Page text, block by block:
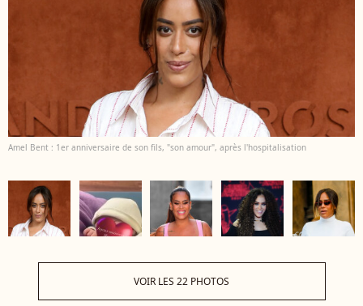
Amel Bent : 1er anniversaire de son fils, "son amour", après l'hospitalisation
VOIR LES 22 PHOTOS